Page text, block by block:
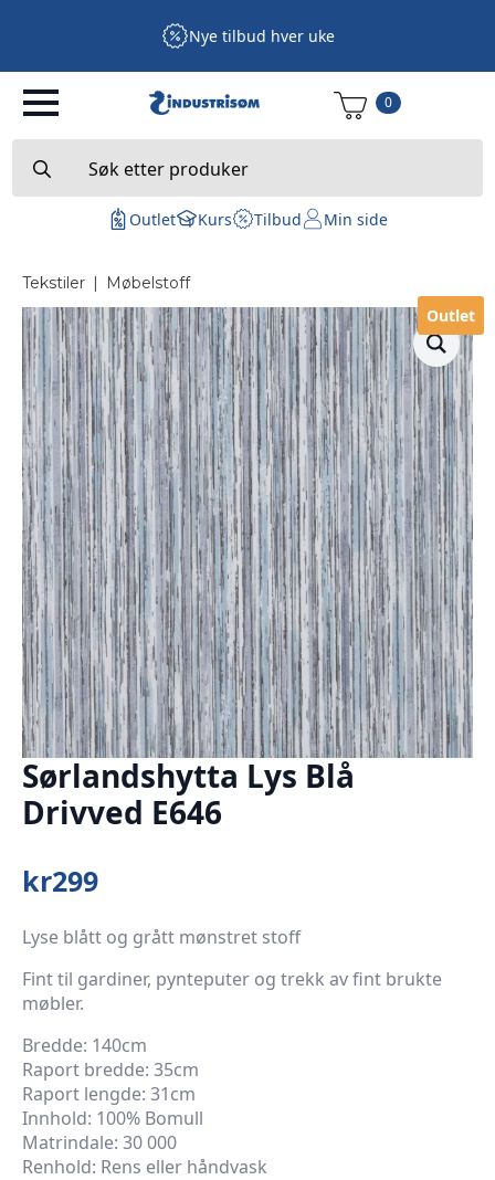
Nye tilbud hver uke
0
for:
Outlet Kurs Tilbud Min side
Tekstiler | Møbelstoff
Outlet
Sørlandshytta Lys Blå
Drivved E646
kr299
Lyse blått og grått mønstret stoff
Fint til gardiner, pynteputer og trekk av fint brukte
møbler.
Bredde: 140cm
Raport bredde: 35cm
Raport lengde: 31cm
Innhold: 100% Bomull
Matrindale: 30 000
Renhold: Rens eller håndvask